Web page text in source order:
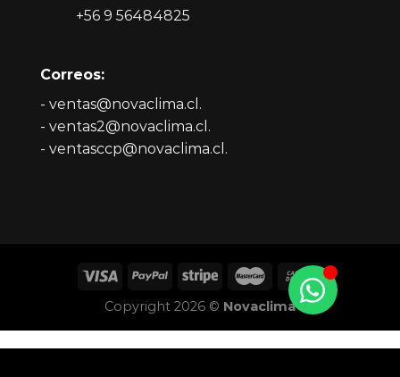
+56 9 56484825
Correos:
- ventas@novaclima.cl.
- ventas2@novaclima.cl.
- ventasccp@novaclima.cl.
Copyright 2026 © Novaclima